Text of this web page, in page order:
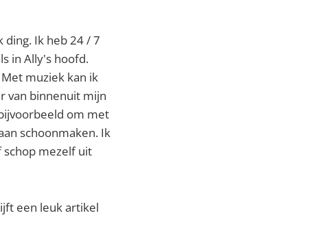
ding. Ik heb 24 / 7
in Ally's hoofd.
muziek kan ik
van binnenuit mijn
om met
schoonmaken. Ik
schop mezelf uit
een leuk artikel